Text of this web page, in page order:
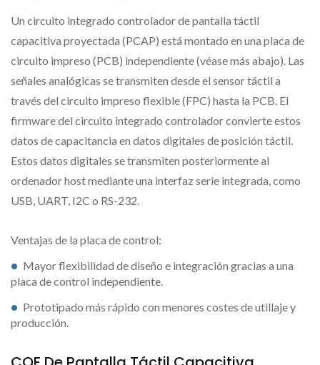
Un circuito integrado controlador de pantalla táctil
capacitiva proyectada (PCAP) está montado en una placa de
circuito impreso (PCB) independiente (véase más abajo). Las
señales analógicas se transmiten desde el sensor táctil a
través del circuito impreso flexible (FPC) hasta la PCB. El
firmware del circuito integrado controlador convierte estos
datos de capacitancia en datos digitales de posición táctil.
Estos datos digitales se transmiten posteriormente al
ordenador host mediante una interfaz serie integrada, como
USB, UART, I2C o RS-232.
Ventajas de la placa de control:
Mayor flexibilidad de diseño e integración gracias a una
placa de control independiente.
Prototipado más rápido con menores costes de utillaje y
producción.